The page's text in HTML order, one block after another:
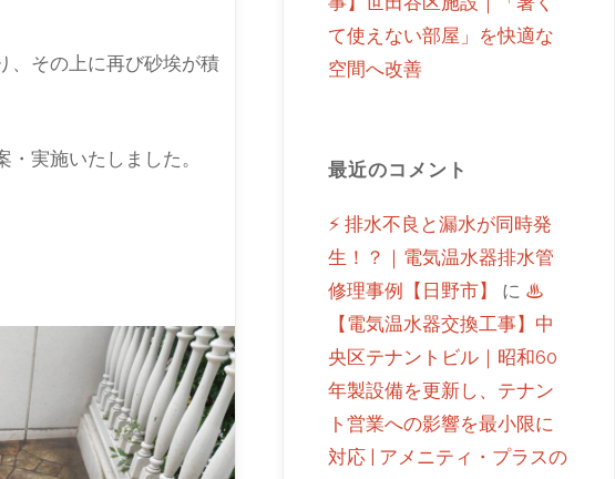
、その上に再び砂埃が積
実施いたしました。
て使えない部屋」を快適な
空間へ改善
最近のコメント
⚡ 排水不良と漏水が同時発
生！？｜電気温水器排水管
修理事例【日野市】
に ♨
【電気温水器交換工事】中
央区テナントビル｜昭和60
年製設備を更新し、テナン
ト営業への影響を最小限に
対応 | アメニティ・プラスの